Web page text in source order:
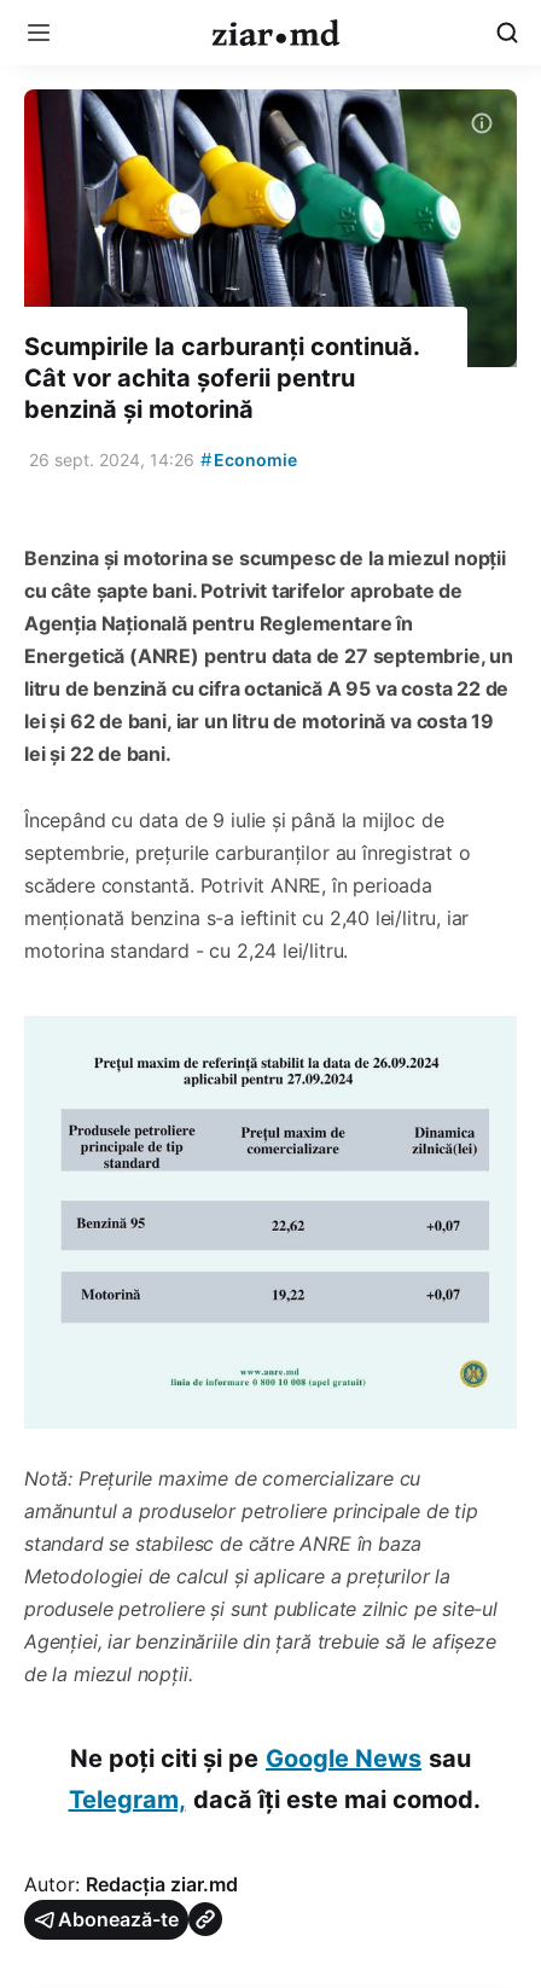
Scumpirile la carburanți continuă.
Cât vor achita șoferii pentru
benzină și motorină
26 sept. 2024, 14:26 #Economie
Benzina și motorina se scumpesc de la miezul nopții
cu câte șapte bani. Potrivit tarifelor aprobate de
Agenția Națională pentru Reglementare în
Energetică (ANRE) pentru data de 27 septembrie, un
litru de benzină cu cifra octanică A 95 va costa 22 de
lei și 62 de bani, iar un litru de motorină va costa 19
lei și 22 de bani.
Începând cu data de 9 iulie și până la mijloc de
septembrie, prețurile carburanților au înregistrat o
scădere constantă. Potrivit ANRE, în perioada
menționată benzina s-a ieftinit cu 2,40 lei/litru, iar
motorina standard - cu 2,24 lei/litru.
Notă: Prețurile maxime de comercializare cu
amănuntul a produselor petroliere principale de tip
standard se stabilesc de către ANRE în baza
Metodologiei de calcul și aplicare a prețurilor la
produsele petroliere și sunt publicate zilnic pe site-ul
Agenției, iar benzinăriile din țară trebuie să le afișeze
de la miezul nopții.
Ne poți citi și pe Google News sau
Telegram, dacă îți este mai comod.
Autor: Redacția ziar.md
Abonează-te